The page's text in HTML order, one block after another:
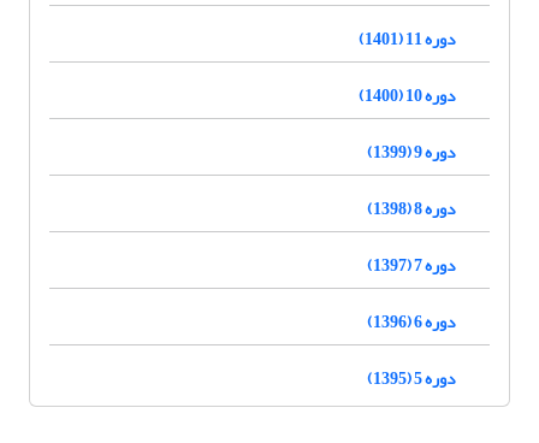
دوره 11 (1401)
دوره 10 (1400)
دوره 9 (1399)
دوره 8 (1398)
دوره 7 (1397)
دوره 6 (1396)
دوره 5 (1395)